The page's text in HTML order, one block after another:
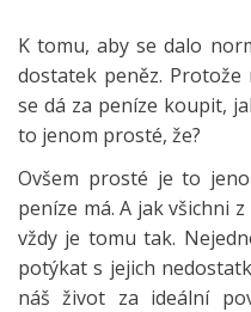
K tomu, aby se dalo
dostatek peněz.
se dá za peníze koupit,
to jenom prosté, že?
Ovšem prosté je to
peníze má. A jak všichni
vždy je tomu tak.
potýkat s jejich
náš život za ideální